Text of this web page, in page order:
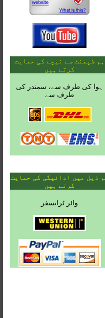
ہم شپمنٹ سے نیچے کی حمایت
کرتے ہیں
ہوا کی طرف سے، سمندر کی
طرف سے
ہم ذیل میں ادائیگی کی حمایت
کرتے ہیں
وائر ٹرانسفر